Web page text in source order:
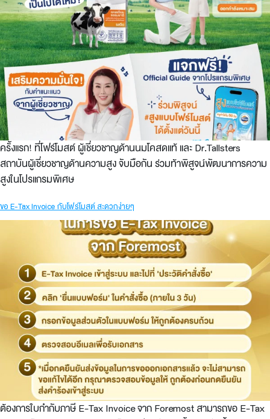
ครั้งแรก! ที่โฟร์โมสต์ ผู้เชี่ยวชาญด้านนมโคสดแท้ และ Dr.Tallsters
สถาบันผู้เชี่ยวชาญด้านความสูง จับมือกัน ร่วมท้าพิสูจน์พัฒนาการความ
สูงในโปรแกรมพิเศษ
ขอ E-Tax Invoice กับโฟร์โมสต์ สะดวกง่ายๆ
ต้องการใบกำกับภาษี E-Tax Invoice จาก Foremost สามารถขอ E-Tax